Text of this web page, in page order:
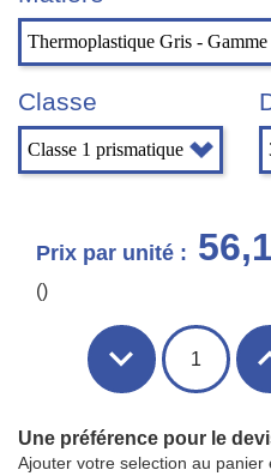
Classe
Prix par unité :
()
Une préférence pour le
Ajouter votre selection au panier